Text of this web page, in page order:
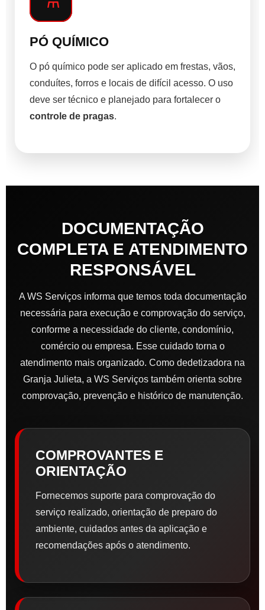
PÓ QUÍMICO
O pó químico pode ser aplicado em frestas, vãos,
conduítes, forros e locais de difícil acesso. O uso
deve ser técnico e planejado para fortalecer o
controle de pragas.
DOCUMENTAÇÃO
COMPLETA E ATENDIMENTO
RESPONSÁVEL
A WS Serviços informa que temos toda documentação
necessária para execução e comprovação do serviço,
conforme a necessidade do cliente, condomínio,
comércio ou empresa. Esse cuidado torna o
atendimento mais organizado. Como dedetizadora na
Granja Julieta, a WS Serviços também orienta sobre
comprovação, prevenção e histórico de manutenção.
COMPROVANTES E
ORIENTAÇÃO
Fornecemos suporte para comprovação do
serviço realizado, orientação de preparo do
ambiente, cuidados antes da aplicação e
recomendações após o atendimento.